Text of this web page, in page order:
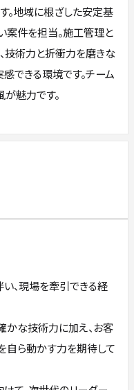
。地域に根ざした安定基
案件を担当。施工管理と
技術力と折衝力を磨きな
できる環境です。チーム
魅力です。
、現場を牽引できる経
かな技術力に加え、お客
自ら動かす力を期待して